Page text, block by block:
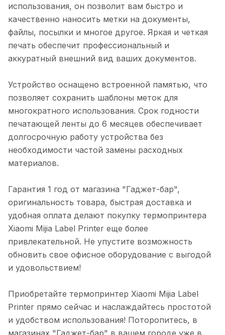
использования, он позволит вам быстро и
качественно наносить метки на документы,
файлы, посылки и многое другое. Яркая и четкая
печать обеспечит профессиональный и
аккуратный внешний вид ваших документов.
Устройство оснащено встроенной памятью, что
позволяет сохранить шаблоны меток для
многократного использования. Срок годности
печатающей ленты до 6 месяцев обеспечивает
долгосрочную работу устройства без
необходимости частой замены расходных
материалов.
Гарантия 1 год от магазина "Гаджет-бар",
оригинальность товара, быстрая доставка и
удобная оплата делают покупку термопринтера
Xiaomi Mijia Label Printer еще более
привлекательной. Не упустите возможность
обновить свое офисное оборудование с выгодой
и удовольствием!
Приобретайте термопринтер Xiaomi Mijia Label
Printer прямо сейчас и наслаждайтесь простотой
и удобством использования! Поторопитесь, в
магазинах "Гаджет-бар" в вашем городе уже в